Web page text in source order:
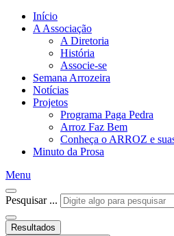
Início
A Associação
A Diretoria
História
Associe-se
Semana Arrozeira
Notícias
Projetos
Programa Paga Pedra
Arroz Faz Bem
Conheça o ARROZ e
Minuto da Prosa
Menu
Pesquisar ...
Resultados